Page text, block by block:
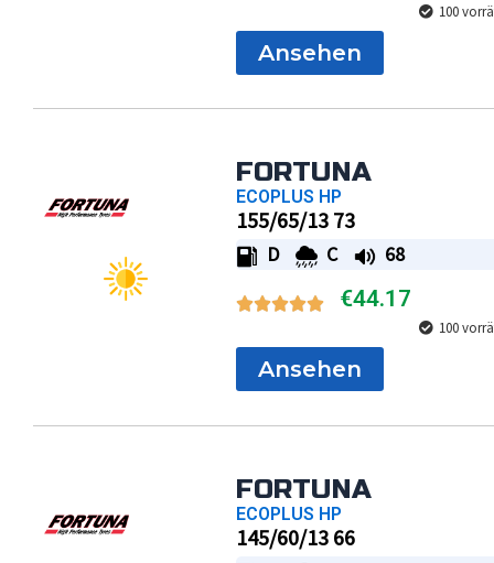
100
Ansehen
FORTUNA
ECOPLUS HP
155/65/13 73
D C 68
€44.17
100
Ansehen
FORTUNA
ECOPLUS HP
145/60/13 66